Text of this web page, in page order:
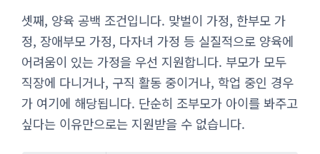
셋째, 양육 공백 조건입니다. 맞벌이 가정, 한부모 가
정, 장애부모 가정, 다자녀 가정 등 실질적으로 양육에
어려움이 있는 가정을 우선 지원합니다. 부모가 모두
직장에 다니거나, 구직 활동 중이거나, 학업 중인 경우
가 여기에 해당됩니다. 단순히 조부모가 아이를 봐주고
싶다는 이유만으로는 지원받을 수 없습니다.